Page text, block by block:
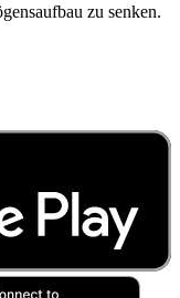
zu senken.